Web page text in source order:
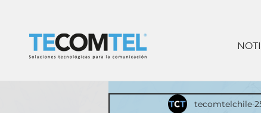
tecomtelchile